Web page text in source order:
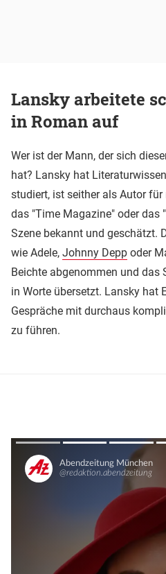
Lansky arbeitete
in Roman auf
Wer ist der Mann, der sich
hat? Lansky hat
studiert, ist seither als Autor
das "Time Magazine" oder das
Szene bekannt und geschätzt.
wie Adele, Johnny Depp oder
Beichte abgenommen und das
in Worte übersetzt. Lansky hat
Gespräche mit durchaus
zu führen.